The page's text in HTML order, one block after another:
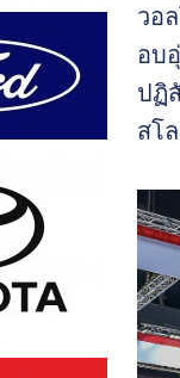
วอ
อบ
ปฏิ
สโ